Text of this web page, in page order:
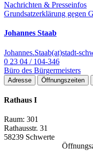
Nachrichten & Presseinfos
Grundsatzerklärung gegen
Johannes Staab
Johannes.Staab(at)stadt-
0 23 04 / 104-346
Büro des Bürgermeisters
Adresse Öffnungszeiten
Rathaus I
Raum: 301
Rathausstr. 31
58239 Schwerte